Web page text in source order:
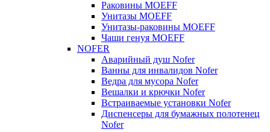
Раковины MOEFF
Унитазы MOEFF
Унитазы-раковины MOEFF
Чаши генуя MOEFF
NOFER
Аварийный душ Nofer
Ванны для инвалидов Nofer
Ведра для мусора Nofer
Вешалки и крючки Nofer
Встраиваемые установки Nofer
Диспенсеры для бумажных полотенец
Nofer